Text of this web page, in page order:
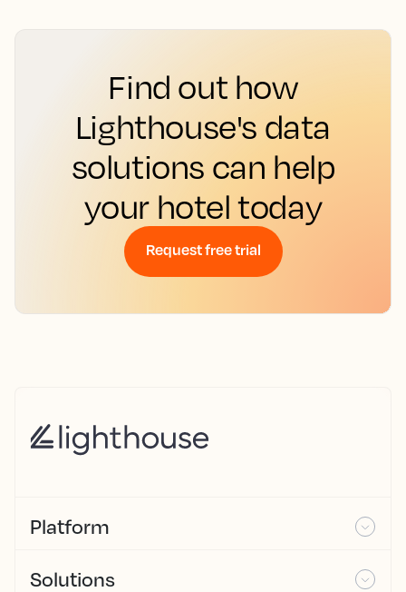
Find out how
Lighthouse's data
solutions can help
your hotel today
Request free trial
Platform
Solutions